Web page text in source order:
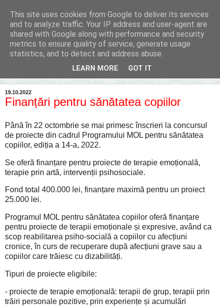
Inima Bacăului
Din inima Bacăului...spre inima ta...
19.10.2022
Finanțări pentru sănătatea copiilor
Până în 22 octombrie se mai primesc înscrieri la concursul
de proiecte din cadrul Programului MOL pentru sănătatea
copiilor, ediția a 14-a, 2022.
Se oferă finanțare pentru proiecte de terapie emoțională,
terapie prin artă, intervenții psihosociale.
Fond total 400.000 lei, finanțare maximă pentru un proiect
25.000 lei.
Programul MOL pentru sănătatea copiilor oferă finanțare
pentru proiecte de terapii emoționale și expresive, având ca
scop reabilitarea psiho-socială a copiilor cu afecțiuni
cronice, în curs de recuperare după afecțiuni grave sau a
copiilor care trăiesc cu dizabilități.
Tipuri de proiecte eligibile:
- proiecte de terapie emoțională: terapii de grup, terapii prin
trăiri personale pozitive, prin experiențe și acumulări
This site uses cookies from Google to deliver its services
and to analyze traffic. Your IP address and user-agent are
shared with Google along with performance and security
metrics to ensure quality of service, generate usage
statistics, and to detect and address abuse.
LEARN MORE GOT IT